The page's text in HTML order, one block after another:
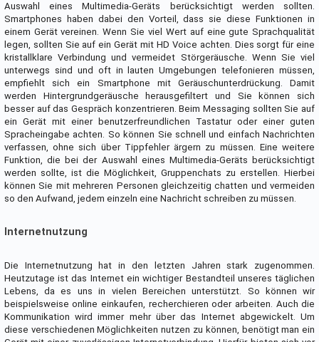
Auswahl eines Multimedia-Geräts berücksichtigt werden sollten.
Smartphones haben dabei den Vorteil, dass sie diese Funktionen in
einem Gerät vereinen. Wenn Sie viel Wert auf eine gute Sprachqualität
legen, sollten Sie auf ein Gerät mit HD Voice achten. Dies sorgt für eine
kristallklare Verbindung und vermeidet Störgeräusche. Wenn Sie viel
unterwegs sind und oft in lauten Umgebungen telefonieren müssen,
empfiehlt sich ein Smartphone mit Geräuschunterdrückung. Damit
werden Hintergrundgeräusche herausgefiltert und Sie können sich
besser auf das Gespräch konzentrieren. Beim Messaging sollten Sie auf
ein Gerät mit einer benutzerfreundlichen Tastatur oder einer guten
Spracheingabe achten. So können Sie schnell und einfach Nachrichten
verfassen, ohne sich über Tippfehler ärgern zu müssen. Eine weitere
Funktion, die bei der Auswahl eines Multimedia-Geräts berücksichtigt
werden sollte, ist die Möglichkeit, Gruppenchats zu erstellen. Hierbei
können Sie mit mehreren Personen gleichzeitig chatten und vermeiden
so den Aufwand, jedem einzeln eine Nachricht schreiben zu müssen.
Internetnutzung
Die Internetnutzung hat in den letzten Jahren stark zugenommen.
Heutzutage ist das Internet ein wichtiger Bestandteil unseres täglichen
Lebens, da es uns in vielen Bereichen unterstützt. So können wir
beispielsweise online einkaufen, recherchieren oder arbeiten. Auch die
Kommunikation wird immer mehr über das Internet abgewickelt. Um
diese verschiedenen Möglichkeiten nutzen zu können, benötigt man ein